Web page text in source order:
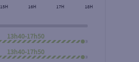
15H 16H 17H 18H
13h40-17h50
13h40-17h50